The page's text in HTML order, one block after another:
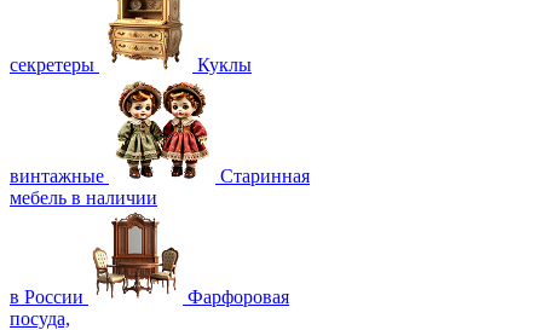
секретеры Куклы
винтажные
Старинная
мебель в наличии
в России
Фарфоровая
посуда,